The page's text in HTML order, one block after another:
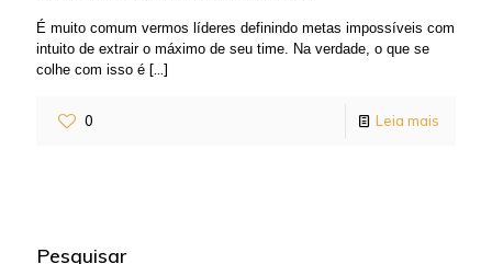
É muito comum vermos líderes definindo metas impossíveis com
intuito de extrair o máximo de seu time. Na verdade, o que se
colhe com isso é […]
0 Leia mais
Pesquisar